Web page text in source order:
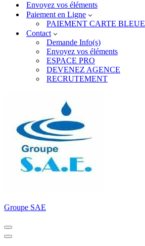
Envoyez vos éléments
Paiement en Ligne
PAIEMENT CARTE BLEUE
Contact
Demande Info(s)
Envoyez vos éléments
ESPACE PRO
DEVENEZ AGENCE
RECRUTEMENT
Groupe SAE
Menu
de
Menu